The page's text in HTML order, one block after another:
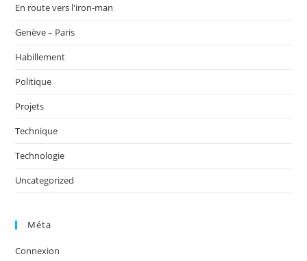
En route vers l'iron-man
Genève – Paris
Habillement
Politique
Projets
Technique
Technologie
Uncategorized
Méta
Connexion